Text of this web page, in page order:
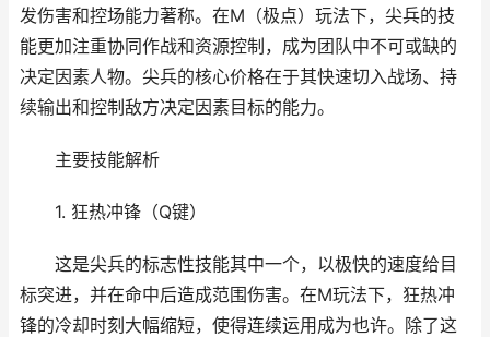
发伤害和控场能力著称。在M（极点）玩法下，尖兵的技
能更加注重协同作战和资源控制，成为团队中不可或缺的
决定因素人物。尖兵的核心价格在于其快速切入战场、持
续输出和控制敌方决定因素目标的能力。
主要技能解析
1. 狂热冲锋（Q键）
这是尖兵的标志性技能其中一个，以极快的速度给目
标突进，并在命中后造成范围伤害。在M玩法下，狂热冲
锋的冷却时刻大幅缩短，使得连续运用成为也许。除了这